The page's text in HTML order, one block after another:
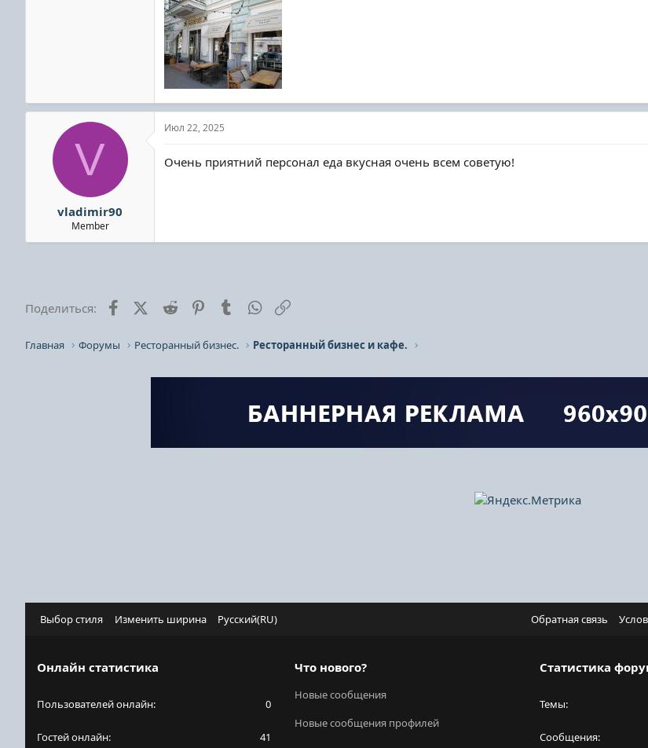
V
vladimir90
Member
Июл 22, 2025
Очень приятний персонал еда вкусная очень всем советую!
Поделиться: FacebookX (Twitter)
Reddit PinterestTumblr WhatsApp
Главная Форумы Ресторанный бизнес. Ресторанный бизнес и кафе.
Выбор стиля Изменить ширина Русский(RU) Обратная связь
Онлайн статистика
Пользователей онлайн 0
Гостей онлайн 41
Что нового?
Новые сообщения
Новые сообщения профилей
Статистика
Темы
Сообщения